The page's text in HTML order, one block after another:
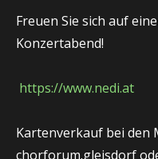
Freuen Sie sich auf
Konzertabend!
https://www.nedi.at
Kartenverkauf bei den
chorforum.gleisdorf